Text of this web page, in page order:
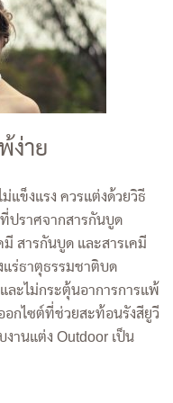
ง่าย
แข็งแรง ควรแต่งด้วยวิธี
ที่ปราศจากสารกันบูด
สารกันบูด และสารเคมี
แร่ธาตุธรรมชาติบด
ละไม่กระตุ้นอาการการแพ้
กไซต์ที่ช่วยสะท้อนรังสียูวี
งานแต่ง Outdoor เป็น